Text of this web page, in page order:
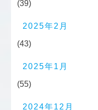
(39)
2025年2月
(43)
2025年1月
(55)
2024年12月